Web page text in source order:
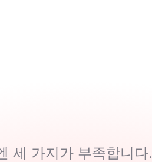
세 가지가 부족합니다.